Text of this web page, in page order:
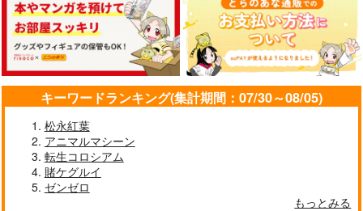
キーワードランキング(集計期間：07/30～08/05)
松永紅葉
アニマルマシーン
転生コロシアム
賭ケグルイ
ゼンゼロ
もっとみる